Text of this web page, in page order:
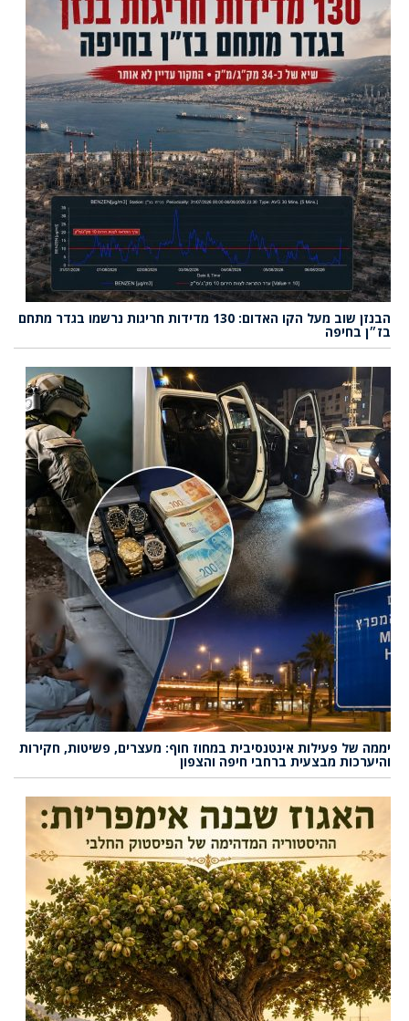
הבנזן שוב מעל הקו האדום: 130 מדידות חריגות נרשמו בגדר מתחם
בז״ן בחיפה
יממה של פעילות אינטנסיבית במחוז חוף: מעצרים, פשיטות, חקירות
והיערכות מבצעית ברחבי חיפה והצפון